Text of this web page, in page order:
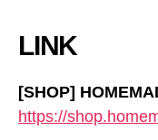
LINK
[SHOP]
https://